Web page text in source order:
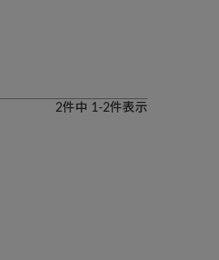
2件中 1 -2件表示